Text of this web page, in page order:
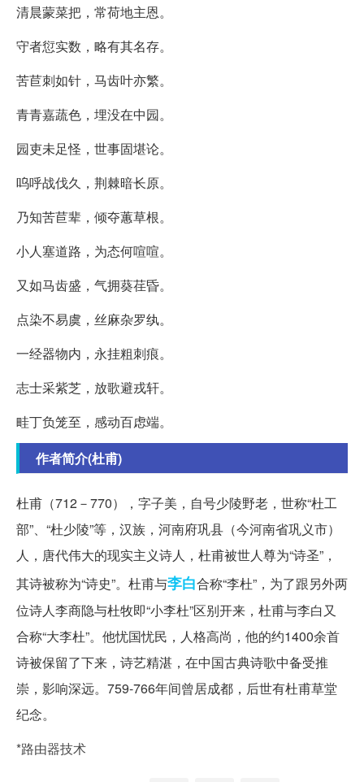
清晨蒙菜把，常荷地主恩。
守者愆实数，略有其名存。
苦苣刺如针，马齿叶亦繁。
青青嘉蔬色，埋没在中园。
园吏未足怪，世事固堪论。
呜呼战伐久，荆棘暗长原。
乃知苦苣辈，倾夺蕙草根。
小人塞道路，为态何喧喧。
又如马齿盛，气拥葵荏昏。
点染不易虞，丝麻杂罗纨。
一经器物内，永挂粗刺痕。
志士采紫芝，放歌避戎轩。
畦丁负笼至，感动百虑端。
作者简介(杜甫)
杜甫（712－770），字子美，自号少陵野老，世称“杜工
部”、“杜少陵”等，汉族，河南府巩县（今河南省巩义市）
人，唐代伟大的现实主义诗人，杜甫被世人尊为“诗圣”，
其诗被称为“诗史”。杜甫与李白合称“李杜”，为了跟另外两
位诗人李商隐与杜牧即“小李杜”区别开来，杜甫与李白又
合称“大李杜”。他忧国忧民，人格高尚，他的约1400余首
诗被保留了下来，诗艺精湛，在中国古典诗歌中备受推
崇，影响深远。759-766年间曾居成都，后世有杜甫草堂
纪念。
*路由器技术